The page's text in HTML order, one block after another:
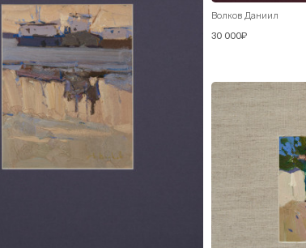
Волков Даниил
30 000₽